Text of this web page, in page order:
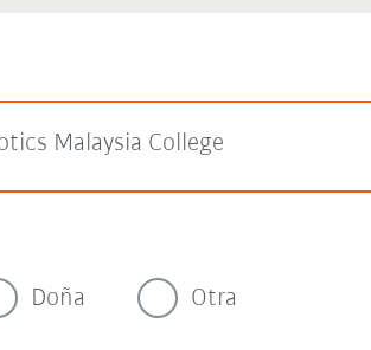
Malaysia College
Doña Otra